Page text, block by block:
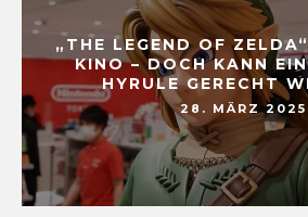
„THE LEGEND OF
KINO – DOCH KANN
HYRULE GERECHT
28. MÄRZ 2025